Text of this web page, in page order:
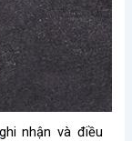
nhận và điều